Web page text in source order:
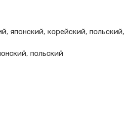
японский, корейский, польский,
польский